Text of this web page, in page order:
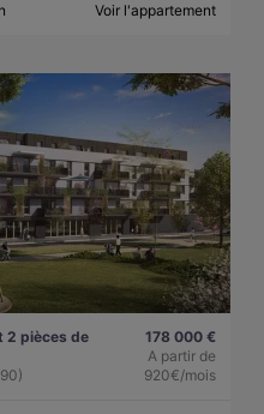
Voir l'appartement
2 pièces de
178 000 €
A partir de
920€/mois